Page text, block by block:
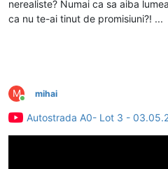
nerealiste? Numai ca sa aiba
ca nu te-ai tinut de promisiuni?! ...
M
Conectat
mihai
Autostrada A0- Lot 3 -